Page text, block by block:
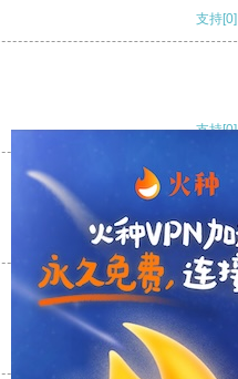
支持[0]
支持[0]
支持[0]
支持